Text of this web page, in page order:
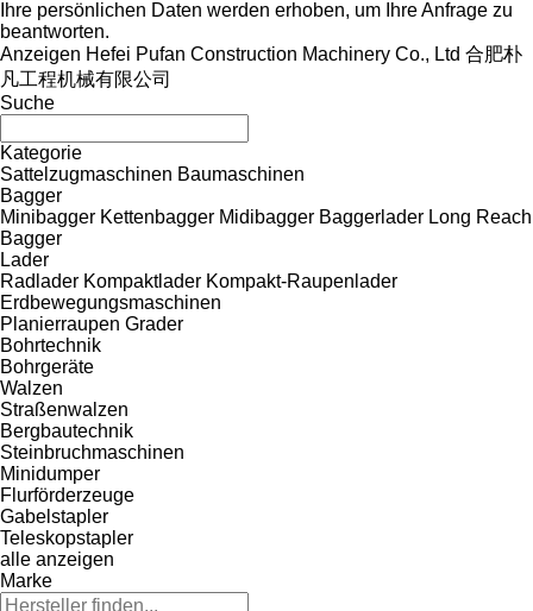
Ihre persönlichen Daten werden erhoben, um Ihre Anfrage zu
beantworten.
Anzeigen Hefei Pufan Construction Machinery Co., Ltd 合肥朴
凡工程机械有限公司
Suche
Kategorie
Sattelzugmaschinen Baumaschinen
Bagger
Minibagger Kettenbagger Midibagger Baggerlader Long Reach
Bagger
Lader
Radlader Kompaktlader Kompakt-Raupenlader
Erdbewegungsmaschinen
Planierraupen Grader
Bohrtechnik
Bohrgeräte
Walzen
Straßenwalzen
Bergbautechnik
Steinbruchmaschinen
Minidumper
Flurförderzeuge
Gabelstapler
Teleskopstapler
alle anzeigen
Marke